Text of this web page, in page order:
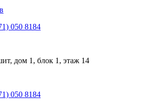
050 8184
дом 1, блок 1, этаж 14
050 8184